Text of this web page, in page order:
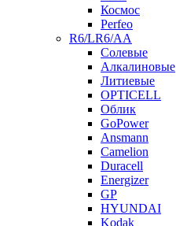
Космос
Perfeo
R6/LR6/AA
Солевые
Алкалиновые
Литиевые
OPTICELL
Облик
GoPower
Ansmann
Camelion
Duracell
Energizer
GP
HYUNDAI
Kodak